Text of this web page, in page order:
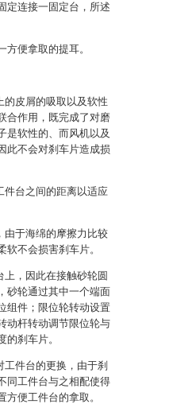
定连接一固定台，所述
便拿取的提耳。
的皮屑的吸取以及软性
合作用，既完成了对磨
是软性的、而风机以及
此不会对刹车片造成损
件台之间的距离以适应
由于海绵的摩擦力比较
不会损害刹车片。
，因此在接触砂轮圆
砂轮通过其中一个端面
组件；限位轮转动设置
动杆转动调节限位轮与
刹车片。
件台的更换，由于刹
同工件台与之相配使得
便工件台的拿取。